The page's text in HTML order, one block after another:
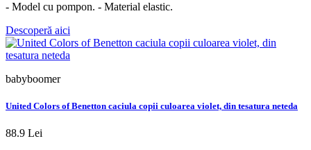
- Model cu pompon. - Material elastic.
Descoperă aici
babyboomer
United Colors of Benetton caciula copii culoarea violet, din tesatura neteda
88.9 Lei